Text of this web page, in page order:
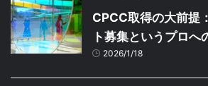
CPCC取得の大前提
ト募集というプロへ
2026/1/18